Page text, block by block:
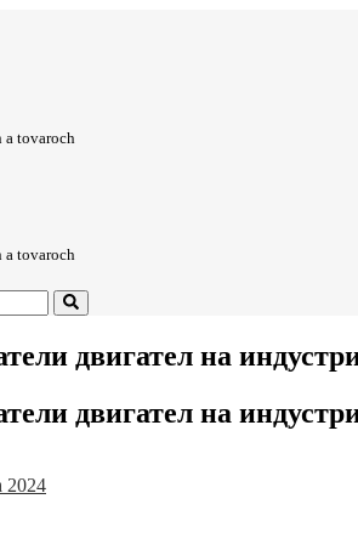
a tovaroch
a tovaroch
Search
двигател на
двигател на
2024